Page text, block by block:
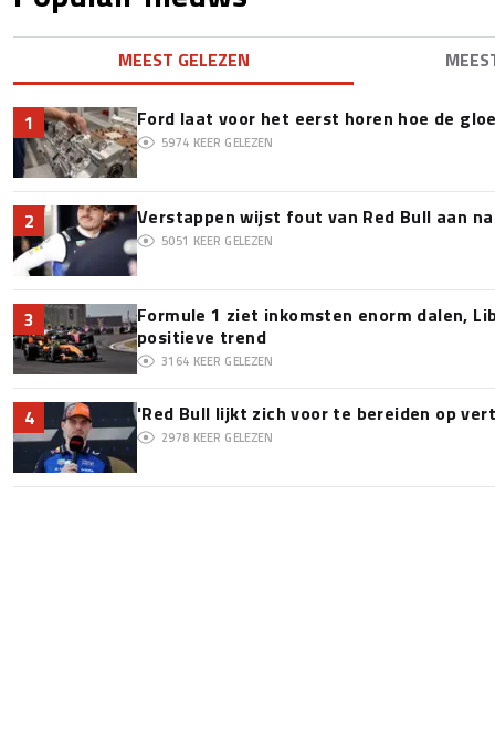
MEEST GELEZEN
1 Ford laat voor het eerst horen hoe de
5974 KEER GELEZEN
2 Verstappen wijst fout van Red Bull aan
5051 KEER GELEZEN
3
Formule 1 ziet inkomsten enorm dalen,
positieve trend
3164 KEER GELEZEN
4 'Red Bull lijkt zich voor te bereiden op
2978 KEER GELEZEN